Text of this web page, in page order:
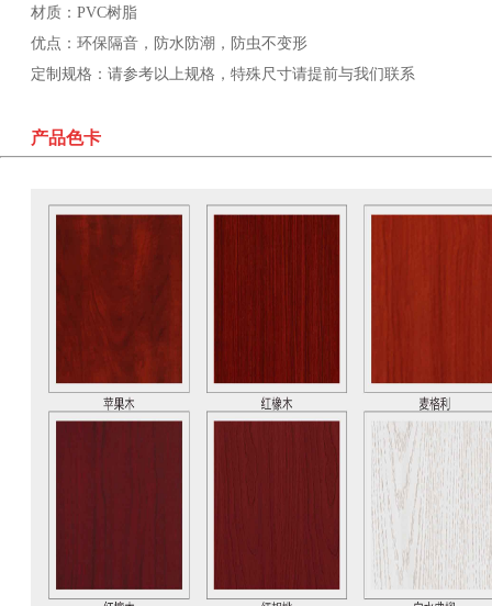
材质： PVC树脂
优点：环保隔音，防水防潮，防虫不变形
定制规格：请参考以上规格，特殊尺寸请提前与我们联系
产品色卡